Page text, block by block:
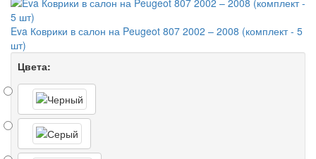
Eva Коврики в салон на Peugeot 807 2002 – 2008 (комплект - 5
шт)
Цвета: